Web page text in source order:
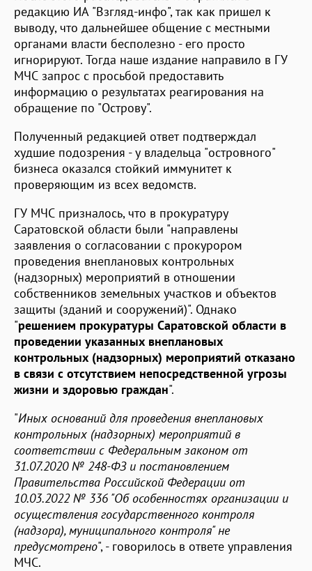
редакцию ИА "Взгляд-инфо", так как пришел к
выводу, что дальнейшее общение с местными
органами власти бесполезно - его просто
игнорируют. Тогда наше издание направило в ГУ
МЧС запрос с просьбой предоставить
информацию о результатах реагирования на
обращение по "Острову".
Полученный редакцией ответ подтверждал
худшие подозрения - у владельца "островного"
бизнеса оказался стойкий иммунитет к
проверяющим из всех ведомств.
ГУ МЧС призналось, что в прокуратуру
Саратовской области были "направлены
заявления о согласовании с прокурором
проведения внеплановых контрольных
(надзорных) мероприятий в отношении
собственников земельных участков и объектов
защиты (зданий и сооружений)". Однако
"решением прокуратуры Саратовской области в
проведении указанных внеплановых
контрольных (надзорных) мероприятий отказано
в связи с отсутствием непосредственной угрозы
жизни и здоровью граждан".
"Иных оснований для проведения внеплановых
контрольных (надзорных) мероприятий в
соответствии с Федеральным законом от
31.07.2020 № 248-ФЗ и постановлением
Правительства Российской Федерации от
10.03.2022 № 336 "Об особенностях организации и
осуществления государственного контроля
(надзора), муниципального контроля" не
предусмотрено", - говорилось в ответе управления
МЧС.